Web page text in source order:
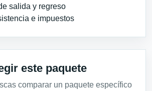
salida y regreso
e impuestos
este paquete
comparar un paquete específico